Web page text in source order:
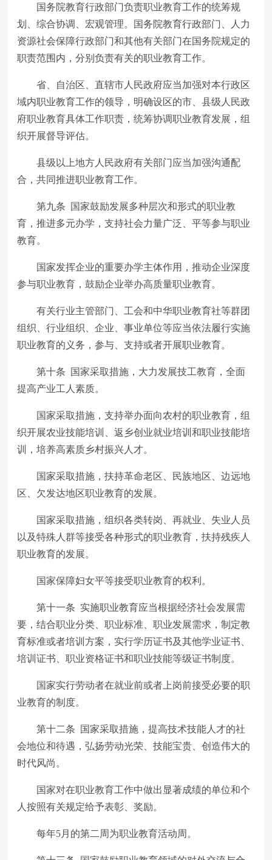
国务院教育行政部门负责职业教育工作的统筹规
划、综合协调、宏观管理。国务院教育行政部门、人力
资源社会保障行政部门和其他有关部门在国务院规定的
职责范围内，分别负责有关的职业教育工作。
省、自治区、直辖市人民政府应当加强对本行政区
域内职业教育工作的领导，明确设区的市、县级人民政
府职业教育具体工作职责，统筹协调职业教育发展，组
织开展督导评估。
县级以上地方人民政府有关部门应当加强沟通配
合，共同推进职业教育工作。
第九条 国家鼓励发展多种层次和形式的职业教
育，推进多元办学，支持社会力量广泛、平等参与职业
教育。
国家发挥企业的重要办学主体作用，推动企业深度
参与职业教育，鼓励企业举办高质量职业教育。
有关行业主管部门、工会和中华职业教育社等群团
组织、行业组织、企业、事业单位等应当依法履行实施
职业教育的义务，参与、支持或者开展职业教育。
第十条 国家采取措施，大力发展技工教育，全面
提高产业工人素质。
国家采取措施，支持举办面向农村的职业教育，组
织开展农业技能培训、返乡创业就业培训和职业技能培
训，培养高素质乡村振兴人才。
国家采取措施，扶持革命老区、民族地区、边远地
区、欠发达地区职业教育的发展。
国家采取措施，组织各类转岗、再就业、失业人员
以及特殊人群等接受各种形式的职业教育，扶持残疾人
职业教育的发展。
国家保障妇女平等接受职业教育的权利。
第十一条 实施职业教育应当根据经济社会发展需
要，结合职业分类、职业标准、职业发展需求，制定教
育标准或者培训方案，实行学历证书及其他学业证书、
培训证书、职业资格证书和职业技能等级证书制度。
国家实行劳动者在就业前或者上岗前接受必要的职
业教育的制度。
第十二条 国家采取措施，提高技术技能人才的社
会地位和待遇，弘扬劳动光荣、技能宝贵、创造伟大的
时代风尚。
国家对在职业教育工作中做出显著成绩的单位和个
人按照有关规定给予表彰、奖励。
每年5月的第二周为职业教育活动周。